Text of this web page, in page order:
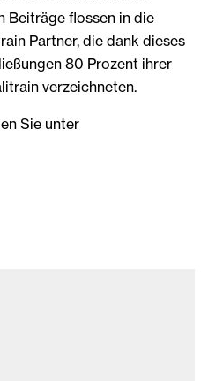
Beiträge flossen in die
Partner, die dank dieses
80 Prozent ihrer
verzeichneten.
Sie unter